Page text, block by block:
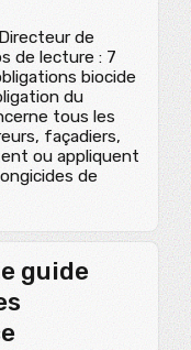
de
de lecture : 7
biocide
du
tous les
façadiers,
ou appliquent
de
guide